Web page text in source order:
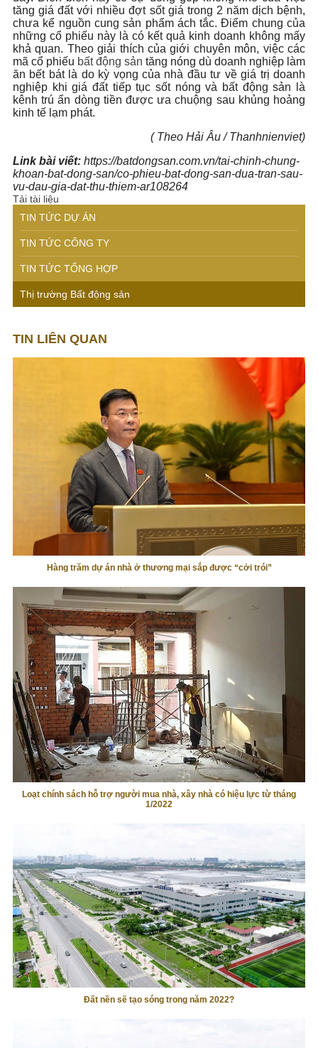
tăng giá đất với nhiều đợt sốt giá trong 2 năm dịch bệnh,
chưa kể nguồn cung sản phẩm ách tắc. Điểm chung của
những cổ phiếu này là có kết quả kinh doanh không mấy
khả quan. Theo giải thích của giới chuyên môn, việc các
mã cổ phiếu bất động sản tăng nóng dù doanh nghiệp làm
ăn bết bát là do kỳ vọng của nhà đầu tư về giá trị doanh
nghiệp khi giá đất tiếp tục sốt nóng và bất động sản là
kênh trú ẩn dòng tiền được ưa chuộng sau khủng hoảng
kinh tế lạm phát.
( Theo Hải Âu / Thanhnienviet)
Link bài viết:https://batdongsan.com.vn/tai-chinh-chung-
khoan-bat-dong-san/co-phieu-bat-dong-san-dua-tran-sau-
vu-dau-gia-dat-thu-thiem-ar108264
Tải tài liệu
TIN TỨC DỰ ÁN
TIN TỨC CÔNG TY
TIN TỨC TỔNG HỢP
Thị trường Bất động sản
TIN LIÊN QUAN
Hàng trăm dự án nhà ở thương mại sắp được “cởi trói”
Loạt chính sách hỗ trợ người mua nhà, xây nhà có hiệu lực từ tháng
1/2022
Đất nền sẽ tạo sóng trong năm 2022?